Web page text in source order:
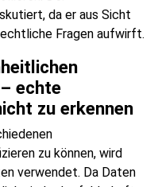
da er aus Sicht
Fragen aufwirft.
echte
zu erkennen
zu können, wird
verwendet. Da Daten